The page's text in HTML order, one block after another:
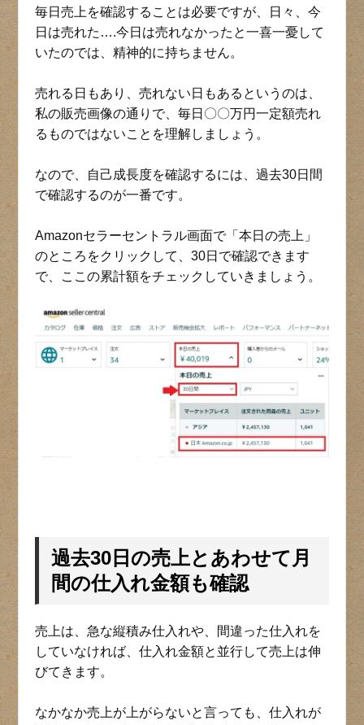
毎日売上を確認することは必要ですが、日々、今
日は売れた….今日は売れなかったと一喜一憂して
いたのでは、精神的に持ちません。
売れる日もあり、売れない日もあるというのは、
私の販売画像の通りで、毎日〇〇万円一定額売れ
るものではないことを理解しましょう。
なので、自己成長度を確認するには、過去30日間
で確認するのが一番です。
Amazonセラーセントラル画面で「本日の売上」
のところをクリックして、30日で確認できます
で、ここの累計額をチェックしていきましょう。
過去30日の売上とあわせて月
間の仕入れ金額も確認
売上は、急な縦積み仕入れや、間違った仕入れを
していなければ、仕入れ金額と並行して売上は伸
びてきます。
なかなか売上が上がらないと言っても、仕入れが